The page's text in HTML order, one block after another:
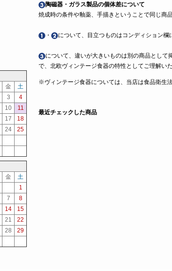
陶磁器・ガラス製品の個体差について
焼成時の条件や釉薬、手描きということで同じ商
・ について、目立つものはコンディション
について、違いが大きいものは別の商品とし
で、北欧ヴィンテージ食器の特性としてご理解い
※ヴィンテージ食器については、当店は食品衛生
最近チェックした商品
金
土
3
4
10
11
17
18
24
25
金
土
1
7
8
14
15
21
22
28
29